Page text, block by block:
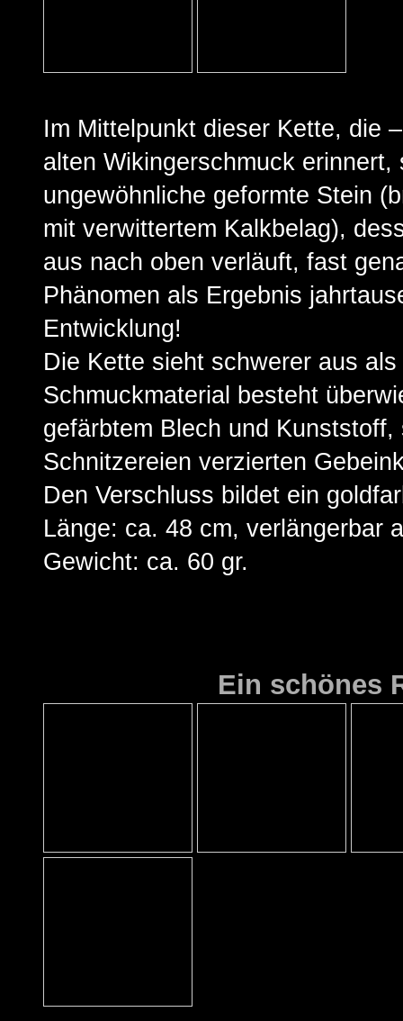
Im Mittelpunkt dieser Kette, die
alten Wikingerschmuck erinnert,
ungewöhnliche geformte Stein
mit verwittertem Kalkbelag),
aus nach oben verläuft, fast
Phänomen als Ergebnis
Entwicklung!
Die Kette sieht schwerer aus
Schmuckmaterial besteht
gefärbtem Blech und Kunststoff,
Schnitzereien verzierten
Den Verschluss bildet ein
Länge: ca. 48 cm, verlängerbar
Gewicht: ca. 60 gr.
Ein schönes